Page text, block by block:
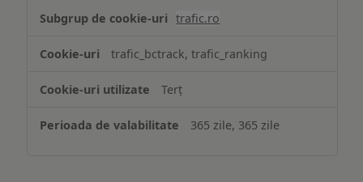
trafic.ro
trafic_bctrack, trafic_ranking
Terț
365 zile, 365 zile